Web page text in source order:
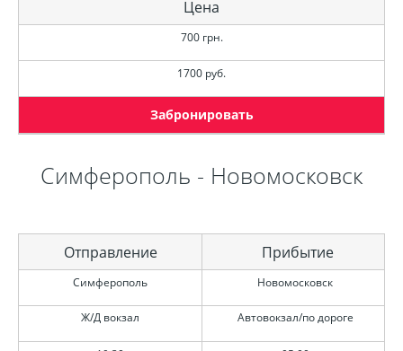
Цена
700 грн.
1700 руб.
Забронировать
Симферополь - Новомосковск
Отправление
Симферополь
Ж/Д вокзал
Прибытие
Новомосковск
Автовокзал/по дороге